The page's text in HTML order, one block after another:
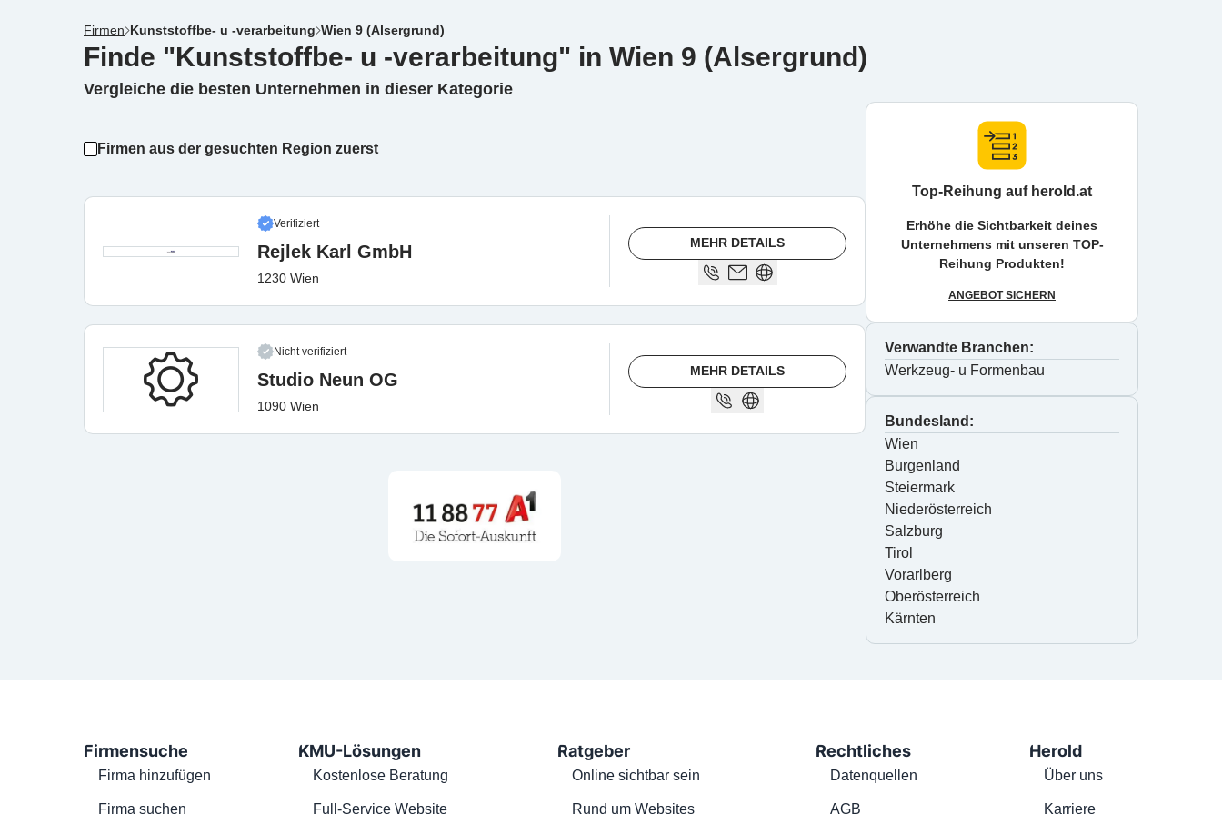
Firmen Kunststoffbe- u -verarbeitung Wien 9 (Alsergrund)
Finde "Kunststoffbe- u -verarbeitung" in Wien 9 (Alsergrund)
Vergleiche die besten Unternehmen in dieser Kategorie
Firmen aus der gesuchten Region zuerst
Verifiziert
Rejlek Karl GmbH
1230 Wien
MEHR DETAILS
Nicht verifiziert
Studio Neun OG
1090 Wien
MEHR DETAILS
Top-Reihung auf herold.at
Erhöhe die Sichtbarkeit deines
Unternehmens mit unseren TOP-
Reihung Produkten!
ANGEBOT SICHERN
Verwandte Branchen:
Werkzeug- u Formenbau
Bundesland:
Wien
Burgenland
Steiermark
Niederösterreich
Salzburg
Tirol
Vorarlberg
Oberösterreich
Kärnten
Firmensuche
Firma hinzufügen
Firma suchen
KMU-Lösungen
Kostenlose Beratung
Full-Service Website
Ratgeber
Online sichtbar sein
Rund um Websites
Rechtliches
Datenquellen
AGB
Herold
Über uns
Karriere